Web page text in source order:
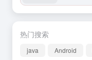
热门搜索
java Android